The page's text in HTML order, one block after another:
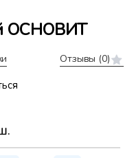
ОСНОВИТ
Отзывы (0)